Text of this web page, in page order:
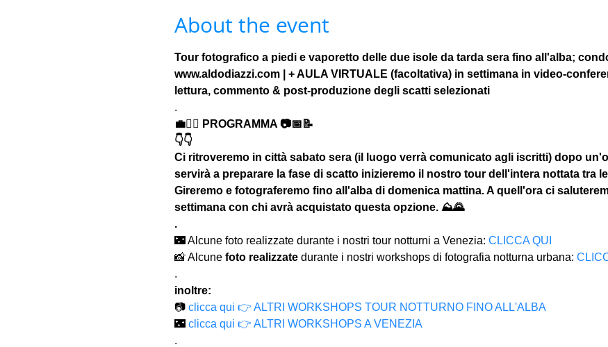
About the event
Tour fotografico a piedi e vaporetto delle due isole da tarda sera fino all'alba;
www.aldodiazzi.com | + AULA VIRTUALE (facoltativa) in settimana in video-
lettura, commento & post-produzione degli scatti selezionati
.
💼🚶‍♂️ PROGRAMMA 📷📅📝
👇👇
Ci ritroveremo in città sabato sera (il luogo verrà comunicato agli iscritti) dopo
servirà a preparare la fase di scatto inizieremo il nostro tour dell'intera nottata tra
Gireremo e fotograferemo fino all'alba di domenica mattina. A quell'ora ci
settimana con chi avrà acquistato questa opzione. ⛰🌄
.
🌃 Alcune foto realizzate durante i nostri tour notturni a Venezia: CLICCA QUI
📸 Alcune foto realizzate durante i nostri workshops di fotografia notturna urbana:
.
inoltre:
📷 clicca qui 👉 ALTRI WORKSHOPS TOUR NOTTURNO FINO ALL'ALBA
🌃 clicca qui 👉 ALTRI WORKSHOPS A VENEZIA
.